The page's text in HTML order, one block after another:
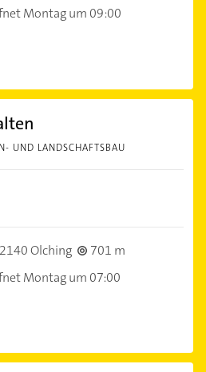
Montag um 09:00
UND LANDSCHAFTSBAU
Olching
701 m
Montag um 07:00